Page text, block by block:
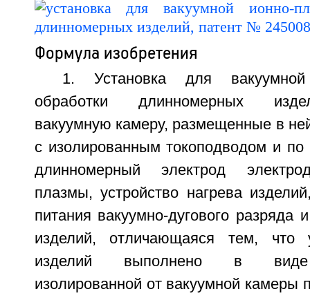
Формула изобретения
1. Установка для вакуумной
обработки длинномерных
вакуумную камеру, размещенные в
с изолированным токоподводом и
длинномерный электрод
плазмы, устройство нагрева
питания вакуумно-дугового разряда
изделий, отличающаяся тем, что
изделий выполнено в виде
изолированной от вакуумной камеры